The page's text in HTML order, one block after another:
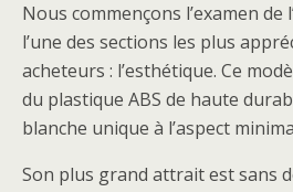
Nous commençons l’examen de
l’une des sections les plus
acheteurs : l’esthétique. Ce
du plastique ABS de haute
blanche unique à l’aspect
Son plus grand attrait est sans